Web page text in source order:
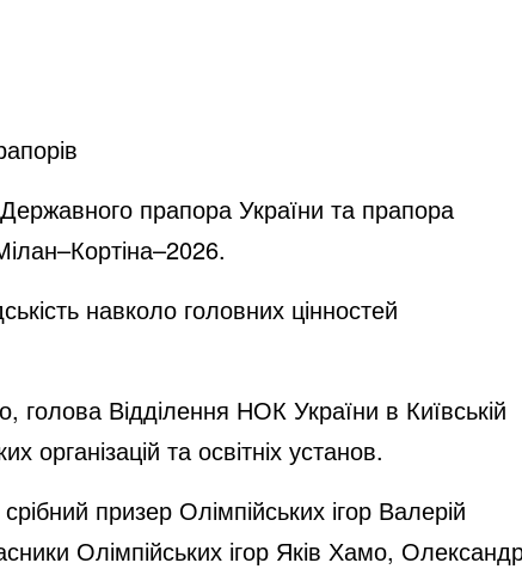
прапора України та прапора
навколо головних цінностей
голова Відділення НОК України в Київській
організацій та освітніх установ.
призер Олімпійських ігор Валерій
Олімпійських ігор Яків Хамо,